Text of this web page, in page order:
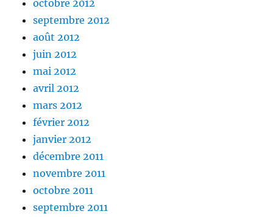
octobre 2012
septembre 2012
août 2012
juin 2012
mai 2012
avril 2012
mars 2012
février 2012
janvier 2012
décembre 2011
novembre 2011
octobre 2011
septembre 2011